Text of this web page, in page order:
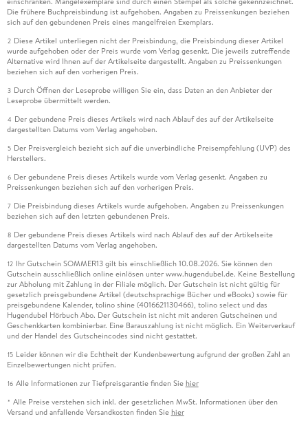
Die frühere Buchpreisbindung ist aufgehoben. Angaben zu Preissenkungen beziehen
sich auf den gebundenen Preis eines mangelfreien Exemplars.
2 Diese Artikel unterliegen nicht der Preisbindung, die Preisbindung dieser Artikel
wurde aufgehoben oder der Preis wurde vom Verlag gesenkt. Die jeweils zutreffende
Alternative wird Ihnen auf der Artikelseite dargestellt. Angaben zu Preissenkungen
beziehen sich auf den vorherigen Preis.
3 Durch Öffnen der Leseprobe willigen Sie ein, dass Daten an den Anbieter der
Leseprobe übermittelt werden.
4 Der gebundene Preis dieses Artikels wird nach Ablauf des auf der Artikelseite
dargestellten Datums vom Verlag angehoben.
5 Der Preisvergleich bezieht sich auf die unverbindliche Preisempfehlung (UVP) des
Herstellers.
6 Der gebundene Preis dieses Artikels wurde vom Verlag gesenkt. Angaben zu
Preissenkungen beziehen sich auf den vorherigen Preis.
7 Die Preisbindung dieses Artikels wurde aufgehoben. Angaben zu Preissenkungen
beziehen sich auf den letzten gebundenen Preis.
8 Der gebundene Preis dieses Artikels wird nach Ablauf des auf der Artikelseite
dargestellten Datums vom Verlag angehoben.
12 Ihr Gutschein SOMMER13 gilt bis einschließlich 10.08.2026. Sie können den
Gutschein ausschließlich online einlösen unter www.hugendubel.de. Keine Bestellung
zur Abholung mit Zahlung in der Filiale möglich. Der Gutschein ist nicht gültig für
gesetzlich preisgebundene Artikel (deutschsprachige Bücher und eBooks) sowie für
preisgebundene Kalender, tolino shine (4016621130466), tolino select und das
Hugendubel Hörbuch Abo. Der Gutschein ist nicht mit anderen Gutscheinen und
Geschenkkarten kombinierbar. Eine Barauszahlung ist nicht möglich. Ein Weiterverkauf
und der Handel des Gutscheincodes sind nicht gestattet.
15 Leider können wir die Echtheit der Kundenbewertung aufgrund der großen Zahl an
Einzelbewertungen nicht prüfen.
16 Alle Informationen zur Tiefpreisgarantie finden Sie hier
* Alle Preise verstehen sich inkl. der gesetzlichen MwSt. Informationen über den
Versand und anfallende Versandkosten finden Sie hier